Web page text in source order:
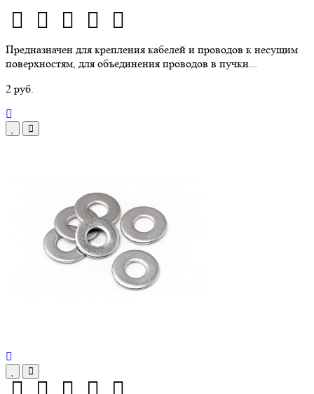
Предназначен для крепления кабелей и проводов к несущим
поверхностям, для объединения проводов в пучки...
2 руб.